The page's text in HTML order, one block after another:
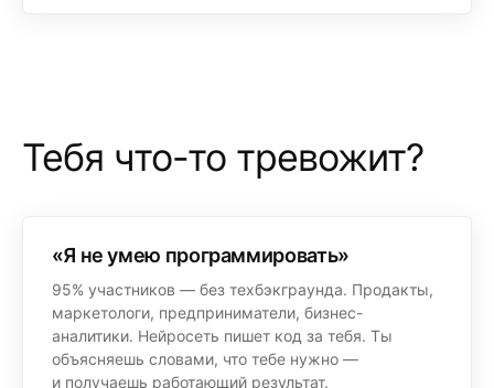
Тебя что-то тревожит?
«Я не умею программировать»
95% участников — без техбэкграунда. Продакты,
маркетологи, предприниматели, бизнес-
аналитики. Нейросеть пишет код за тебя. Ты
объясняешь словами, что тебе нужно —
и получаешь работающий результат.